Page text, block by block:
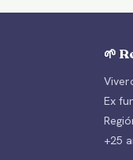
🌱
Ex
+25